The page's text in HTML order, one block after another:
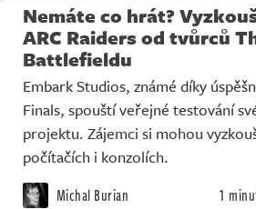
Nemáte co hrát?
ARC Raiders od tvůrců
Battlefieldu
Embark Studios, známé díky
Finals, spouští veřejné testování
projektu. Zájemci si mohou
počítačích i konzolích.
Michal Burian 1